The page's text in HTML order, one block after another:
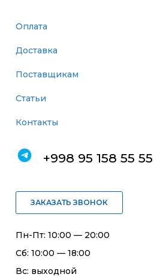
Оплата
Доставка
Поставщикам
Статьи
Контакты
+998 95 158 55 55
ЗАКАЗАТЬ ЗВОНОК
Пн-Пт: 10:00 — 20:00
Сб: 10:00 — 18:00
Вс: выходной